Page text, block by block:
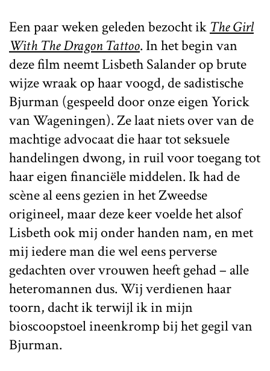
Een paar weken geleden bezocht ik The Girl
With The Dragon Tattoo. In het begin van
deze film neemt Lisbeth Salander op brute
wijze wraak op haar voogd, de sadistische
Bjurman (gespeeld door onze eigen Yorick
van Wageningen). Ze laat niets over van de
machtige advocaat die haar tot seksuele
handelingen dwong, in ruil voor toegang tot
haar eigen financiële middelen. Ik had de
scène al eens gezien in het Zweedse
origineel, maar deze keer voelde het alsof
Lisbeth ook mij onder handen nam, en met
mij iedere man die wel eens perverse
gedachten over vrouwen heeft gehad – alle
heteromannen dus. Wij verdienen haar
toorn, dacht ik terwijl ik in mijn
bioscoopstoel ineenkromp bij het gegil van
Bjurman.